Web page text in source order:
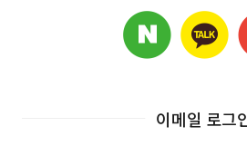
이메일 로그